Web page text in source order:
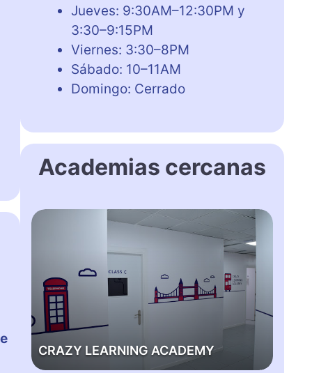
Jueves: 9:30AM–12:30PM y
3:30–9:15PM
Viernes: 3:30–8PM
Sábado: 10–11AM
Domingo: Cerrado
Academias cercanas
CRAZY LEARNING ACADEMY
C
E
A
N